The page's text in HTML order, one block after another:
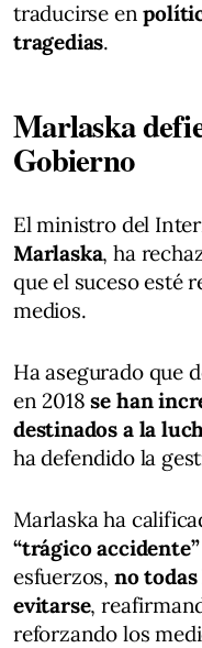
traducirse en
tragedias.
Marlaska
Gobierno
El ministro del
Marlaska, ha
que el suceso esté
medios.
Ha asegurado que
en 2018se han
destinados a la
ha defendido la
Marlaska ha
“trágico accidente”
esfuerzos, no
evitarse,
reforzando los